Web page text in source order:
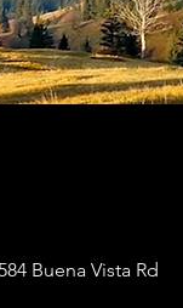
Buena Vista Rd